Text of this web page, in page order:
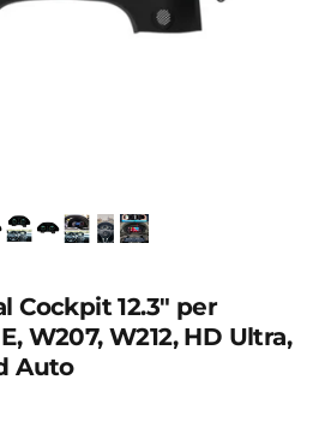
Cockpit 12.3" per
W207, W212, HD Ultra,
Auto